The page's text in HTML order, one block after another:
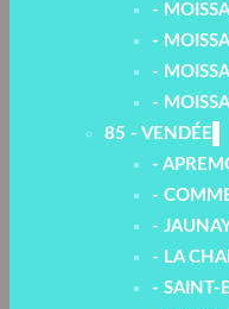
-
-
-
-
85 - VENDÉE
-
-
-
- LA
- SAINT-